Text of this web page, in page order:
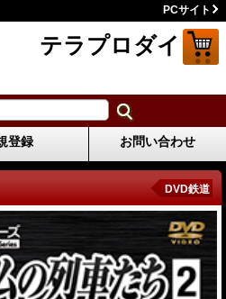
PCサイト
テラプロダイ
登録 お問い合わせ
DVD鉄道